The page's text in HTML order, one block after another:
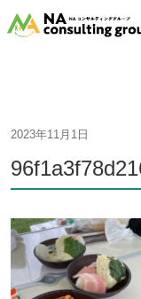
2023年11月1日